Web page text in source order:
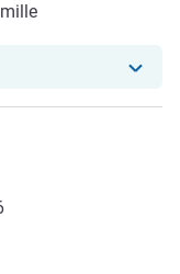
hôtel a repondu au